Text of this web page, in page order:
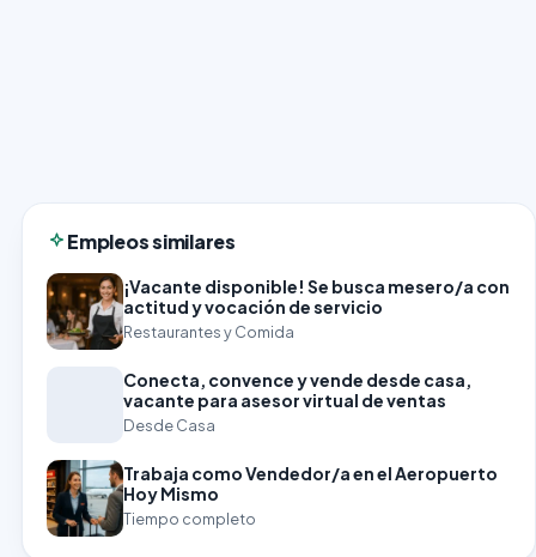
Empleos similares
¡Vacante disponible! Se busca mesero/a con
actitud y vocación de servicio
Restaurantes y Comida
Conecta, convence y vende desde casa,
vacante para asesor virtual de ventas
Desde Casa
Trabaja como Vendedor/a en el Aeropuerto
Hoy Mismo
Tiempo completo